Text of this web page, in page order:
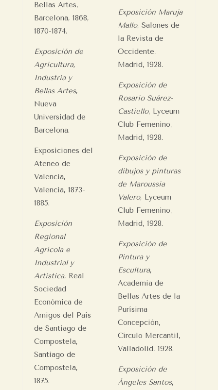
Bellas Artes,
Barcelona, 1868,
1870-1874.
Exposición de
Agricultura,
Industria y
Bellas Artes,
Nueva
Universidad de
Barcelona.
Exposiciones del
Ateneo de
Valencia,
Valencia, 1873-
1885.
Exposición
Regional
Agrícola e
Industrial y
Artística, Real
Sociedad
Económica de
Amigos del País
de Santiago de
Compostela,
Santiago de
Compostela,
1875.
Exposición Maruja
Mallo, Salones de
la Revista de
Occidente,
Madrid, 1928.
Exposición de
Rosario Suárez-
Castiello, Lyceum
Club Femenino,
Madrid, 1928.
Exposición de
dibujos y pinturas
de Maroussia
Valero, Lyceum
Club Femenino,
Madrid, 1928.
Exposición de
Pintura y
Escultura,
Academia de
Bellas Artes de la
Purísima
Concepción,
Círculo Mercantil,
Valladolid, 1928.
Exposición de
Ángeles Santos,